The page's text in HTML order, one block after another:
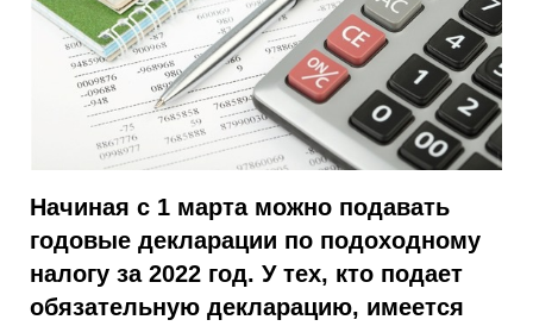
Начиная с 1 марта можно подавать
годовые декларации по подоходному
налогу за 2022 год. У тех, кто подает
обязательную декларацию, имеется